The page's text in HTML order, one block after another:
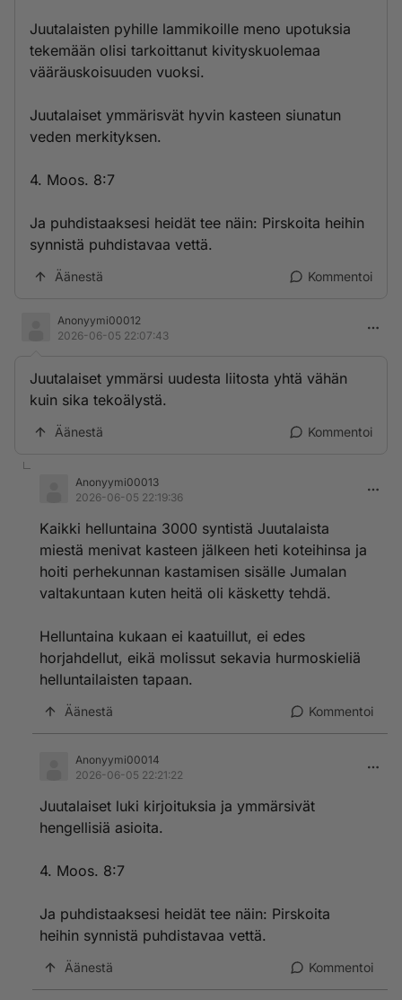
Juutalaisten pyhille lammikoille meno upotuksia
tekemään olisi tarkoittanut kivityskuolemaa
vääräuskoisuuden vuoksi.
Juutalaiset ymmärisvät hyvin kasteen siunatun
veden merkityksen.
4. Moos. 8:7
Ja puhdistaaksesi heidät tee näin: Pirskoita heihin
synnistä puhdistavaa vettä.
Äänestä Kommentoi
Anonyymi00012
2026-06-05 22:07:43
Juutalaiset ymmärsi uudesta liitosta yhtä vähän
kuin sika tekoälystä.
Äänestä Kommentoi
Anonyymi00013
2026-06-05 22:19:36
Kaikki helluntaina 3000 syntistä Juutalaista
miestä menivat kasteen jälkeen heti koteihinsa ja
hoiti perhekunnan kastamisen sisälle Jumalan
valtakuntaan kuten heitä oli käsketty tehdä.
Helluntaina kukaan ei kaatuillut, ei edes
horjahdellut, eikä molissut sekavia hurmoskieliä
helluntailaisten tapaan.
Äänestä Kommentoi
Anonyymi00014
2026-06-05 22:21:22
Juutalaiset luki kirjoituksia ja ymmärsivät
hengellisiä asioita.
4. Moos. 8:7
Ja puhdistaaksesi heidät tee näin: Pirskoita
heihin synnistä puhdistavaa vettä.
Äänestä Kommentoi